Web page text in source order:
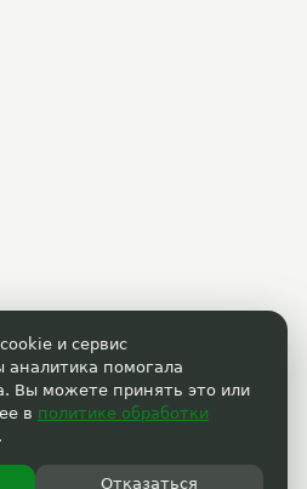
и сервис
аналитика помогала
Вы можете принять это или
в политике обработки
.
Отказаться